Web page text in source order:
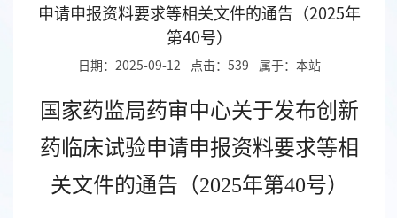
申请申报资料要求等相关文件的通告（2025年
第40号）
日期：2025-09-12 点击：539 属于：本站
国家药监局药审中心关于发布创新
药临床试验申请申报资料要求等相
关文件的通告（2025年第40号）